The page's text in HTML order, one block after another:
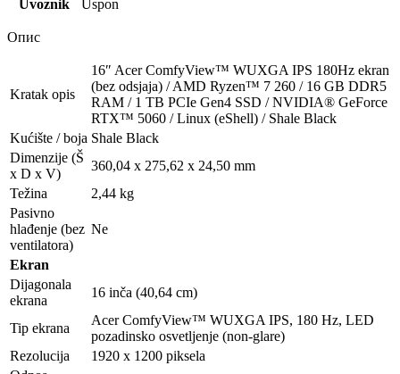
Uvoznik Uspon
Опис
Kratak opis
16″ Acer ComfyView™ WUXGA IPS 180Hz ekran
(bez odsjaja) / AMD Ryzen™ 7 260 / 16 GB DDR5
RAM / 1 TB PCIe Gen4 SSD / NVIDIA® GeForce
RTX™ 5060 / Linux (eShell) / Shale Black
Kućište / boja Shale Black
Dimenzije (Š
x D x V)
360,04 x 275,62 x 24,50 mm
Težina
2,44 kg
Pasivno
hlađenje (bez
ventilatora)
Ne
Ekran
Dijagonala
ekrana
16 inča (40,64 cm)
Tip ekrana
Acer ComfyView™ WUXGA IPS, 180 Hz, LED
pozadinsko osvetljenje (non-glare)
Rezolucija
1920 x 1200 piksela